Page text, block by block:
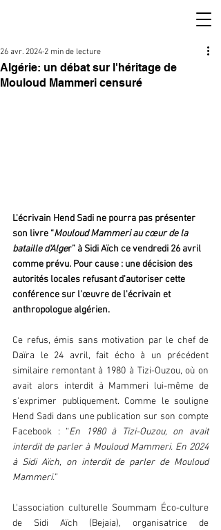
Algérie: un débat sur l'héritage de
Mouloud Mammeri censuré
26 avr. 2024 2 min de lecture
L'écrivain Hend Sadi ne pourra pas présenter
son livre “Mouloud Mammeri au cœur de la
bataille d'Alger” à Sidi Aïch ce vendredi 26 avril
comme prévu. Pour cause : une décision des
autorités locales refusant d'autoriser cette
conférence sur l'œuvre de l'écrivain et
anthropologue algérien.
Ce refus, émis sans motivation par le chef de
Daïra le 24 avril, fait écho à un précédent
similaire remontant à 1980 à Tizi-Ouzou, où on
avait alors interdit à Mammeri lui-même de
s'exprimer publiquement. Comme le souligne
Hend Sadi dans une publication sur son compte
Facebook : “En 1980 à Tizi-Ouzou, on avait
interdit de parler à Mouloud Mammeri. En 2024
à Sidi Aïch, on interdit de parler de Mouloud
Mammeri.”
L'association culturelle Soummam Éco-culture
de Sidi Aïch (Bejaia), organisatrice de